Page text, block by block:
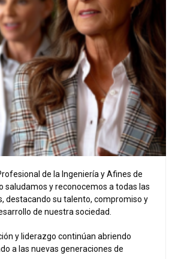
de la Ingeniería y Afines de
saludamos y reconocemos a todas las
destacando su talento, compromiso y
de nuestra sociedad.
y liderazgo continúan abriendo
a las nuevas generaciones de